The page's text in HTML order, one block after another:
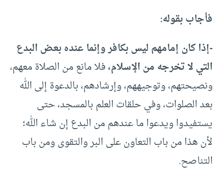
فأجاب بقوله:
-إذا كان إمامهم ليس بكافر وإنما عنده بعض البدع
التي لا تخرجه من الإسلام،فلا مانع من الصلاة معهم،
ونصيحتهم، وتوجيههم، وإرشادهم، بالدعوة إلى الله
بعد الصلوات، وفي حلقات العلم بالمسجد، حتى
يستفيدوا ويدعوا ما عندهم من البدع إن شاء الله؛
لأن هذا من باب التعاون على البر والتقوى ومن باب
التناصح.